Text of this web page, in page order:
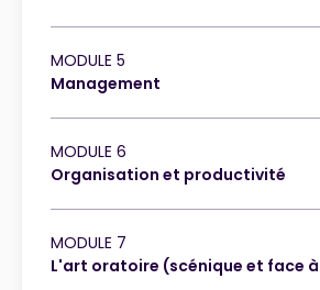
MODULE 5
Management
MODULE 6
Organisation et productivité
MODULE 7
L'art oratoire (scénique et face